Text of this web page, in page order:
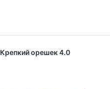
Крепкий орешек 4.0